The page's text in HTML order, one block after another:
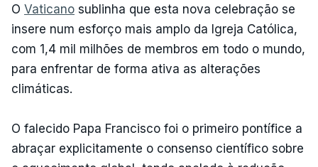
O Vaticano sublinha que esta nova celebração se
insere num esforço mais amplo da Igreja Católica,
com 1,4 mil milhões de membros em todo o mundo,
para enfrentar de forma ativa as alterações
climáticas.
O falecido Papa Francisco foi o primeiro pontífice a
abraçar explicitamente o consenso científico sobre